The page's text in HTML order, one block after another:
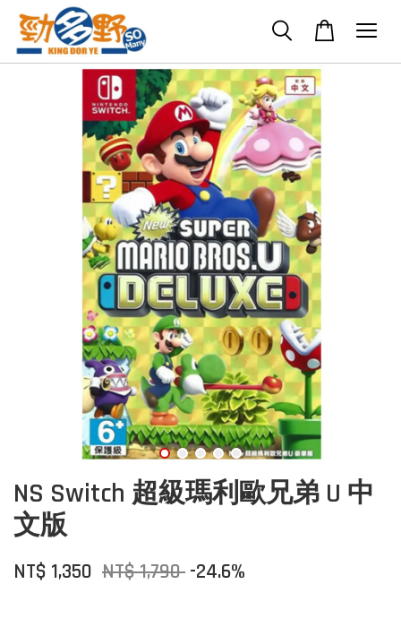
NS Switch 超級瑪利歐兄弟 U 中
文版
NT$ 1,350 NT$ 1,790 -24.6%